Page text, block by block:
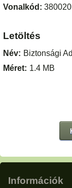
Vonalkód:
Letöltés
Név: Biztonsági
Méret: 1.4 MB
Információk